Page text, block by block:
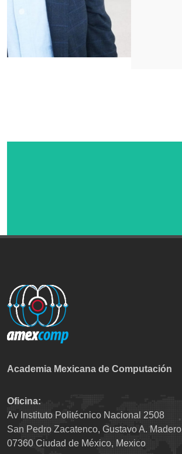
Academia Mexicana de Computación
Oficina:
Av Instituto Politécnico Nacional 2508
San Pedro Zacatenco, Gustavo A. Madero
07360 Ciudad de México, Mexico